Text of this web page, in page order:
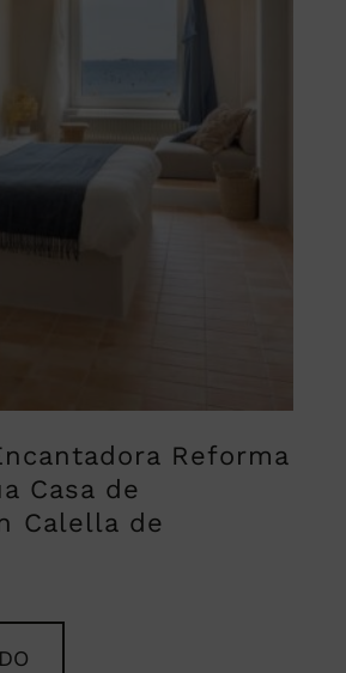
Reforma
Casa de
Calella de